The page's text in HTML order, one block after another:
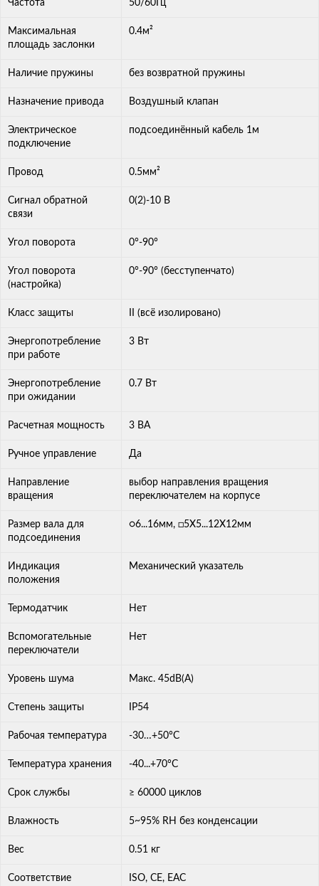
Частота 50/60Гц
Максимальная
площадь заслонки
0.4м²
Наличие пружины без возвратной пружины
Назначение привода Воздушный клапан
Электрическое
подключение
подсоединённый кабель 1м
Провод 0.5мм²
Сигнал обратной
связи
0(2)-10 В
Угол поворота 0°-90°
Угол поворота
(настройка)
0°-90° (бесступенчато)
Класс защиты II (всё изолировано)
Энергопотребление
при работе
3 Вт
Энергопотребление
при ожидании
0.7 Вт
Расчетная мощность 3 ВА
Ручное управление Да
Направление
вращения
выбор направления вращения
переключателем на корпусе
Размер вала для
подсоединения
○6...16мм, □5X5...12X12мм
Индикация
положения
Механический указатель
Термодатчик Нет
Вспомогательные
переключатели
Нет
Уровень шума Макс. 45dB(A)
Степень защиты IP54
Рабочая температура -30…+50°С
Температура хранения -40...+70°С
Срок службы ≥ 60000 циклов
Влажность 5~95% RH без конденсации
Вес 0.51 кг
Соответствие
ISO, CE, EAC